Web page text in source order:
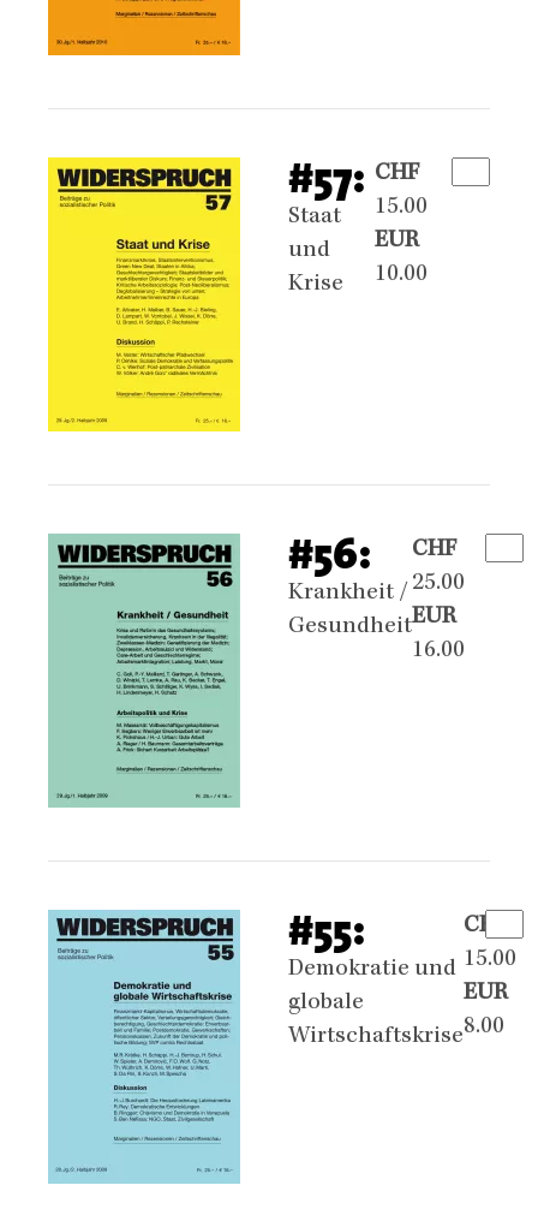
#57:
Staat
und
Krise
CHF
15.00
EUR
10.00
#56:
Krankheit /
Gesundheit
CHF
25.00
EUR
16.00
#55:
Demokratie und
globale
Wirtschaftskrise
CHF
15.00
EUR
8.00